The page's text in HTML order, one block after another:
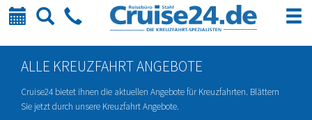
Kalender
SucheTelefon
ALLE KREUZFAHRT ANGEBOTE
Cruise24 bietet ihnen die aktuellen Angebote für Kreuzfahrten. Blättern
Sie jetzt durch unsere Kreuzfahrt Angebote.